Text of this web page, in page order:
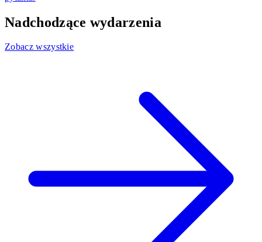
Nadchodzące wydarzenia
Zobacz wszystkie